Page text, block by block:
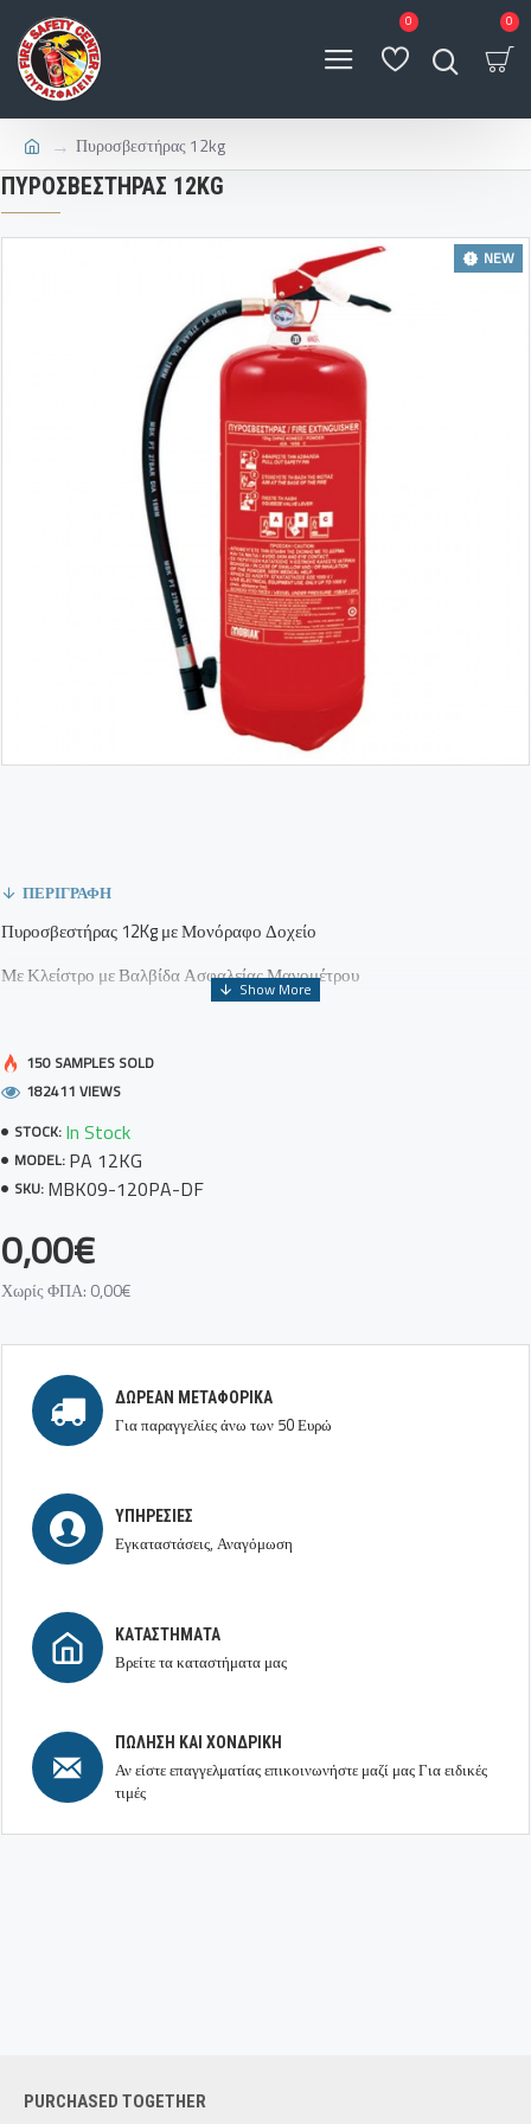
0 0
Πυροσβεστήρας 12kg
ΠΥΡΟΣΒΕΣΤΉΡΑΣ 12KG
NEW
ΠΕΡΙΓΡΑΦΉ
Πυροσβεστήρας 12Kg με Μονόραφο Δοχείο
Με Κλείστρο με Βαλβίδα Ασφαλείας Μανομέτρου
Κατάλληλος για χρήση σε ηλεκτρικές εγκαταστάσεις έως 35KV
Οδηγίες χρήσης σε μεταξοτυπία
STOCK: In Stock
MODEL: PA 12KG
SKU: MBK09-120PA-DF
150 SAMPLES SOLD
182411 VIEWS
0,00€
Χωρίς ΦΠΑ: 0,00€
ΔΩΡΕΆΝ ΜΕΤΑΦΟΡΙΚΆ
Για παραγγελίες άνω των 50 Ευρώ
ΥΠΗΡΕΣΊΕΣ
Εγκαταστάσεις, Αναγόμωση
ΚΑΤΑΣΤΉΜΑΤΑ
Βρείτε τα καταστήματα μας
ΠΏΛΗΣΗ ΚΑΙ ΧΟΝΔΡΙΚΉ
Αν είστε επαγγελματίας επικοινωνήστε μαζί μας Για ειδικές
τιμές
PURCHASED TOGETHER